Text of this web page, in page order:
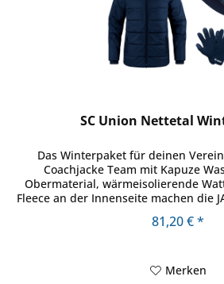
SC Union Nettetal
Das Winterpaket für deinen
Coachjacke Team mit Kapuze
Obermaterial, wärmeisolierende
Fleece an der Innenseite machen die
81,20 € *
Merken